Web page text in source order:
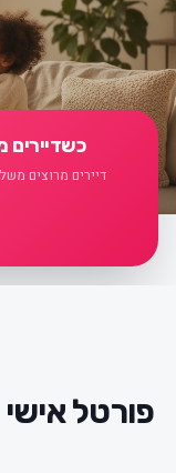
דיירים מרוצים
פורטל